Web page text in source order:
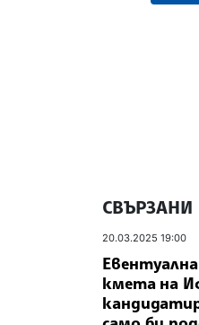
20.03.2025 19:00
кмета на